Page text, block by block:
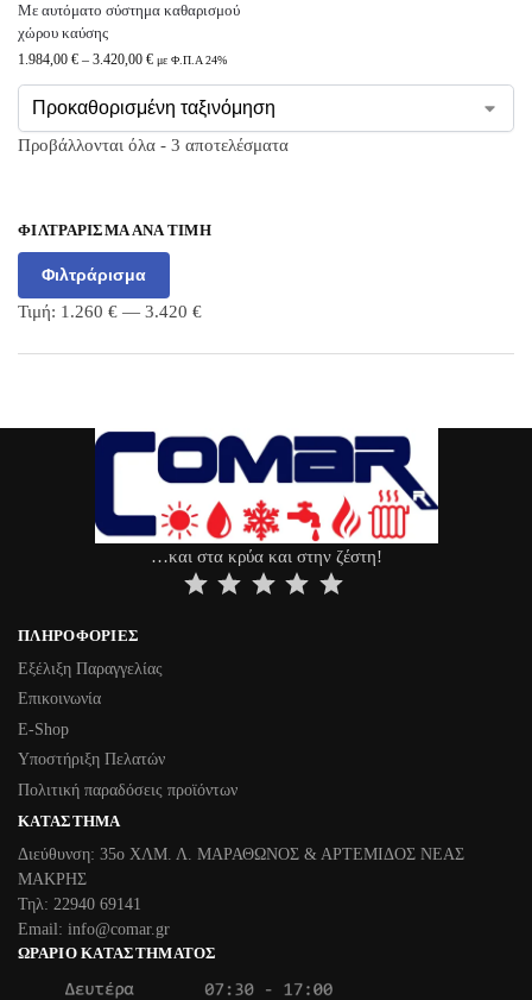
Με αυτόματο σύστημα καθαρισμού
χώρου καύσης
1.984,00 € – 3.420,00 € με Φ.Π.Α 24%
Προβάλλονται όλα - 3 αποτελέσματα
ΦΙΛΤΡΆΡΙΣΜΑ ΑΝΆ ΤΙΜΉ
Φιλτράρισμα
Τιμή: 1.260 € — 3.420 €
…και στα κρύα και στην ζέστη!
ΠΛΗΡΟΦΟΡΊΕΣ
Εξέλιξη Παραγγελίας
Επικοινωνία
Ε-Shop
Υποστήριξη Πελατών
Πολιτική παραδόσεις προϊόντων
ΚΑΤΆΣΤΗΜΑ
Διεύθυνση: 35ο ΧΛΜ. Λ. ΜΑΡΑΘΩΝΟΣ & ΑΡΤΕΜΙΔΟΣ ΝΕΑΣ
ΜΑΚΡΗΣ
Τηλ: 22940 69141
Email: info@comar.gr
ΩΡΆΡΙΟ ΚΑΤΑΣΤΉΜΑΤΟΣ